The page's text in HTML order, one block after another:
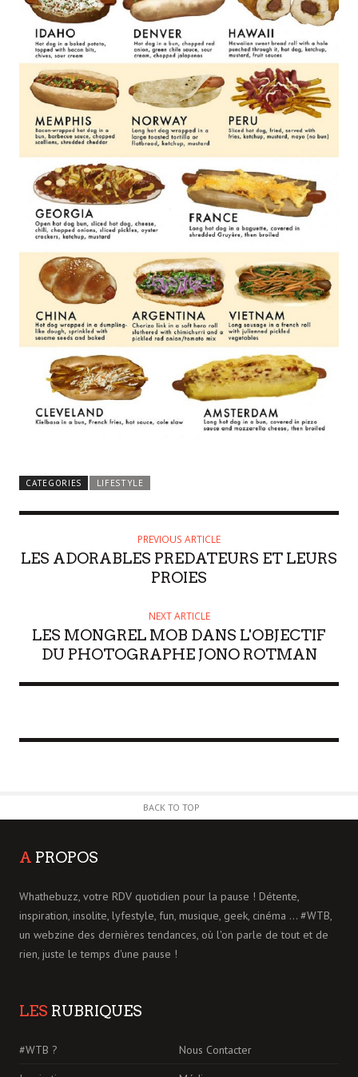
CATEGORIES LIFESTYLE
PREVIOUS ARTICLE
LES ADORABLES PREDATEURS ET LEURS
PROIES
NEXT ARTICLE
LES MONGREL MOB DANS L'OBJECTIF
DU PHOTOGRAPHE JONO ROTMAN
BACK TO TOP
A PROPOS
Whathebuzz, votre RDV quotidien pour la pause ! Détente,
inspiration, insolite, lyfestyle, fun, musique, geek, cinéma ... #WTB,
un webzine des dernières tendances, où l'on parle de tout et de
rien, juste le temps d'une pause !
LES RUBRIQUES
#WTB ?
Nous Contacter